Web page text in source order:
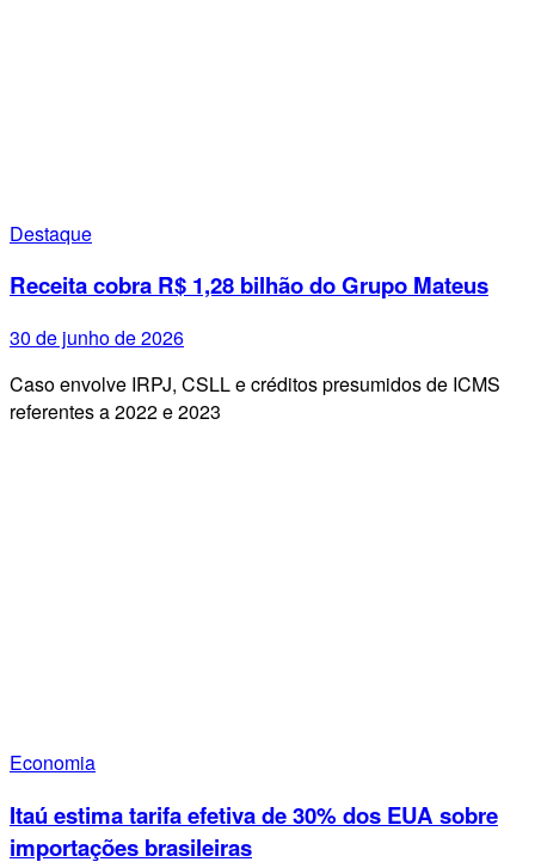
Destaque
Receita cobra R$ 1,28 bilhão do Grupo Mateus
30 de junho de 2026
Caso envolve IRPJ, CSLL e créditos presumidos de ICMS
referentes a 2022 e 2023
Economia
Itaú estima tarifa efetiva de 30% dos EUA sobre
importações brasileiras